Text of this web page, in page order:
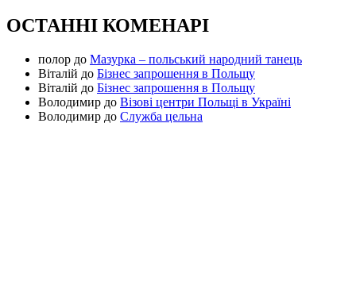
ОСТАННІ КОМЕНАРІ
полор до Мазурка – польський народний танець
Віталій до Бізнес запрошення в Польщу
Віталій до Бізнес запрошення в Польщу
Володимир до Візові центри Польщі в Україні
Володимир до Служба цельна